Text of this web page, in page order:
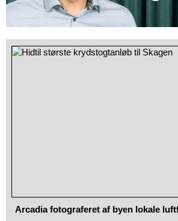
Arcadia fotograferet af byen lokale